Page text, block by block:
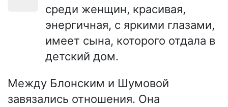
среди женщин, красивая,
энергичная, с яркими глазами,
имеет сына, которого отдала в
детский дом.
Между Блонским и Шумовой
завязались отношения. Она